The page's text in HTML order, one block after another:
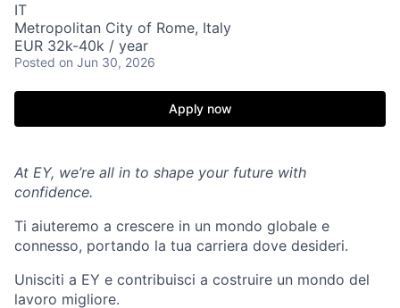
IT
Metropolitan City of Rome, Italy
EUR 32k-40k / year
Posted on Jun 30, 2026
Apply now
At EY, we’re all in to shape your future with
confidence.
Ti aiuteremo a crescere in un mondo globale e
connesso, portando la tua carriera dove desideri.
Unisciti a EY e contribuisci a costruire un mondo del
lavoro migliore.